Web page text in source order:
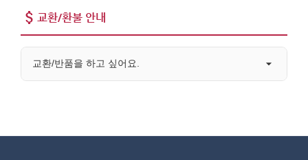
교환/환불 안내
교환/반품을 하고 싶어요.